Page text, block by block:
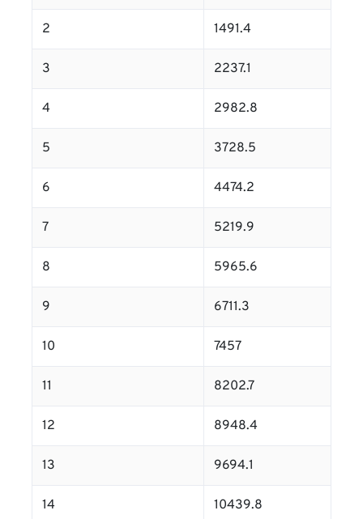
2 1491.4
3 2237.1
4 2982.8
5 3728.5
6 4474.2
7 5219.9
8 5965.6
9 6711.3
10 7457
11 8202.7
12 8948.4
13 9694.1
14 10439.8